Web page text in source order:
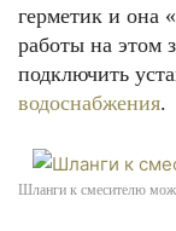
герметик и она
работы на этом
подключить
водоснабжения.
Шланги к смесителю